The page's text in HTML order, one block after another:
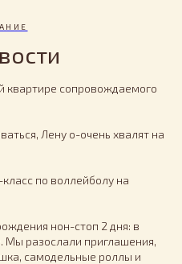
квартире сопровождаемого
Лену о-очень хвалят на
по воллейболу на
нон-стоп 2 дня: в
Мы разослали приглашения,
самодельные роллы и